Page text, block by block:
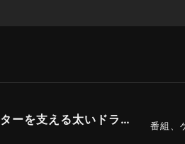
鳴り響く歪んだギターを支える太いドラムの演奏 番組、